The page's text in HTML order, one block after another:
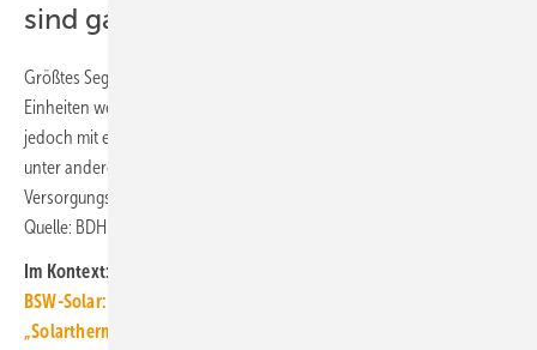
sind gasbasierte Systeme
Größtes Segment sind mit rund 500 000 in Verkehr gebrachten
Einheiten weiterhin die gasbasierten Systeme. Diese entwickelten sich
jedoch mit einem Minus von 9 % rückläufig. Damit reagierte der Markt
unter anderem auf die gestiegenen Gaspreise und die unsichere
Versorgungssituation. ■
Quelle: BDH / jv
Im Kontext:
BSW-Solar: Solarthermie als Gaspreisbremse ziehen
„Solarthermie wird grundlos schlechtgeredet“